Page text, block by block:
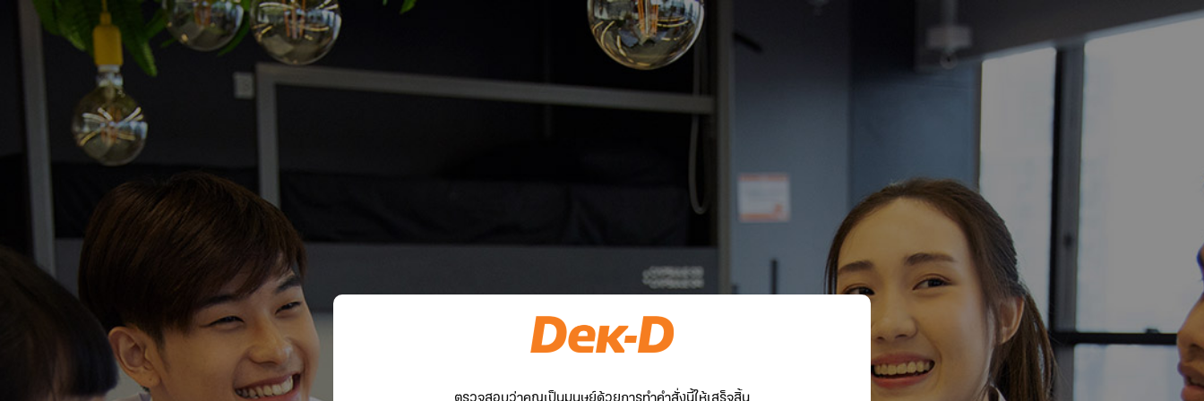
ตรวจสอบว่าคุณเป็นมนุษย์ด้วยการทำคำสั่งนี้ให้เสร็จสิ้น